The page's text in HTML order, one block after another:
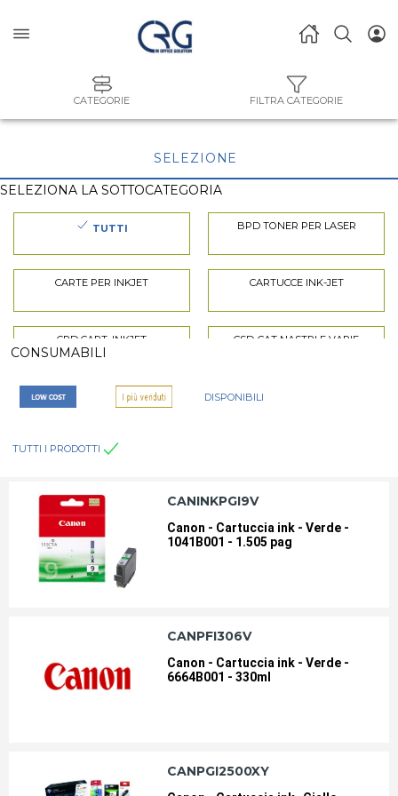
CATEGORIE FILTRA CATEGORIE
SELEZIONE
SELEZIONA LA SOTTOCATEGORIA
TUTTI BPD TONER PER LASER
CARTE PER INKJET CARTUCCE INK-JET
CPD CART. INKJET CSD-CAT NASTRI E VARIE
INKJET
INKJET
INKJET COMPATIBILI
NASTRI COMPATIBILI PER FAX
NASTRI DI STAMPA
CONSUMABILI
DISPONIBILI
TUTTI I PRODOTTI
CANINKPGI9V
Canon - Cartuccia ink - Verde -
1041B001 - 1.505 pag
CANPFI306V
Canon - Cartuccia ink - Verde -
6664B001 - 330ml
CANPGI2500XY